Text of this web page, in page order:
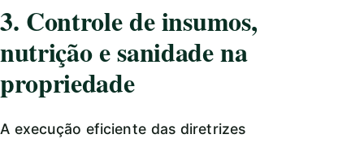
3. Controle de insumos,
nutrição e sanidade na
propriedade
A execução eficiente das diretrizes